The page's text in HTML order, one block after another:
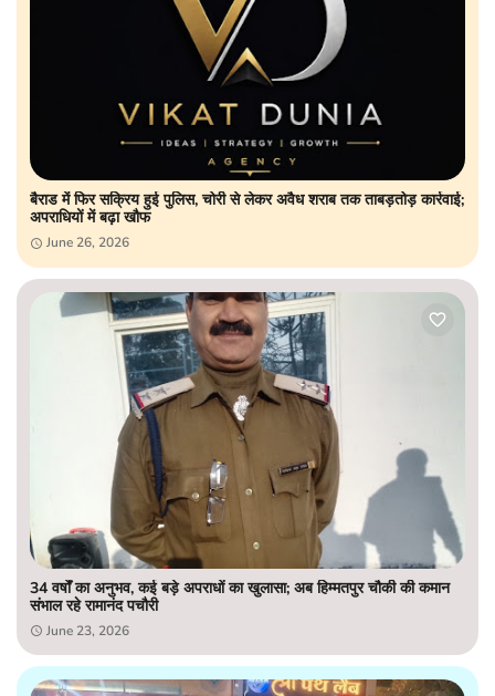
बैराड में फिर सक्रिय हुई पुलिस, चोरी से लेकर अवैध शराब तक ताबड़तोड़ कार्रवाई;
अपराधियों में बढ़ा खौफ
June 26, 2026
34 वर्षों का अनुभव, कई बड़े अपराधों का खुलासा; अब हिम्मतपुर चौकी की कमान
संभाल रहे रामानंद पचौरी
June 23, 2026